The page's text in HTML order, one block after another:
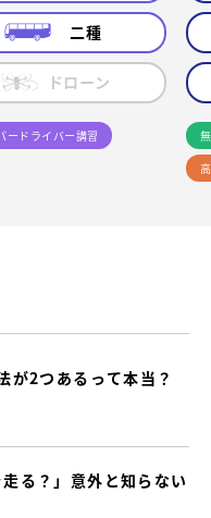
二種
ドローン
ードライバー講習
が2つあるって本当？
走る？」意外と知らない